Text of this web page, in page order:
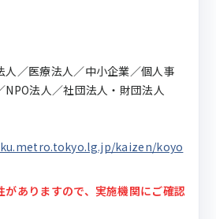
人／医療法人／中小企業／個人事
NPO法人／社団法人・財団法人
kaizen/koyo
ありますので、実施機関にご確認